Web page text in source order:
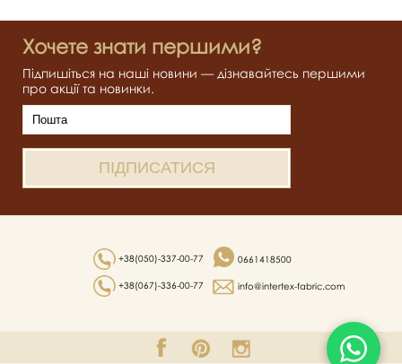
Хочете знати першими?
Підпишіться на наші новини — дізнавайтесь першими
про акції та новинки.
+38(050)-337-00-77
+38(067)-336-00-77
0661418500
info@intertex-fabric.com